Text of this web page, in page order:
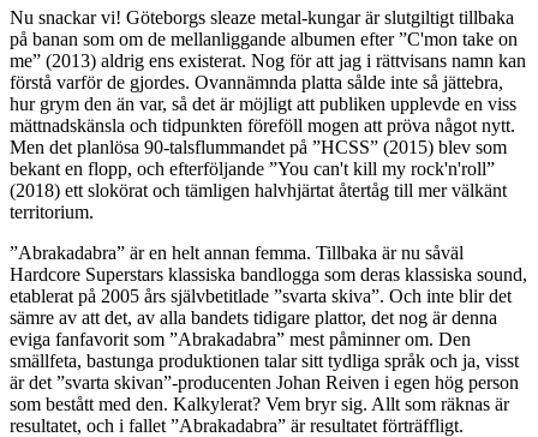
Nu snackar vi! Göteborgs sleaze metal-kungar är slutgiltigt tillbaka
på banan som om de mellanliggande albumen efter ”C'mon take on
me” (2013) aldrig ens existerat. Nog för att jag i rättvisans namn kan
förstå varför de gjordes. Ovannämnda platta sålde inte så jättebra,
hur grym den än var, så det är möjligt att publiken upplevde en viss
mättnadskänsla och tidpunkten föreföll mogen att pröva något nytt.
Men det planlösa 90-talsflummandet på ”HCSS” (2015) blev som
bekant en flopp, och efterföljande ”You can't kill my rock'n'roll”
(2018) ett slokörat och tämligen halvhjärtat återtåg till mer välkänt
territorium.
”Abrakadabra” är en helt annan femma. Tillbaka är nu såväl
Hardcore Superstars klassiska bandlogga som deras klassiska sound,
etablerat på 2005 års självbetitlade ”svarta skiva”. Och inte blir det
sämre av att det, av alla bandets tidigare plattor, det nog är denna
eviga fanfavorit som ”Abrakadabra” mest påminner om. Den
smällfeta, bastunga produktionen talar sitt tydliga språk och ja, visst
är det ”svarta skivan”-producenten Johan Reiven i egen hög person
som bestått med den. Kalkylerat? Vem bryr sig. Allt som räknas är
resultatet, och i fallet ”Abrakadabra” är resultatet förträffligt.